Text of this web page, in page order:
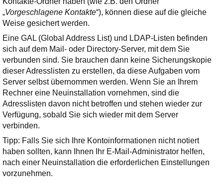
„Vorgeschlagene Kontakte“), können diese auf die gleiche
Weise gesichert werden.
Eine GAL (Global Address List) und LDAP-Listen befinden
sich auf dem Mail- oder Directory-Server, mit dem Sie
verbunden sind. Sie brauchen dann keine Sicherungskopie
dieser Adresslisten zu erstellen, da diese Aufgaben vom
Server selbst übernommen werden. Wenn Sie an Ihrem
Rechner eine Neuinstallation vornehmen, sind die
Adresslisten davon nicht betroffen und stehen wieder zur
Verfügung, sobald Sie sich wieder mit dem Server
verbinden.
Tipp: Falls Sie sich Ihre Kontoinformationen nicht notiert
haben sollten, kann Ihnen Ihr E-Mail-Administrator helfen,
nach einer Neuinstallation die erforderlichen Einstellungen
vorzunehmen.